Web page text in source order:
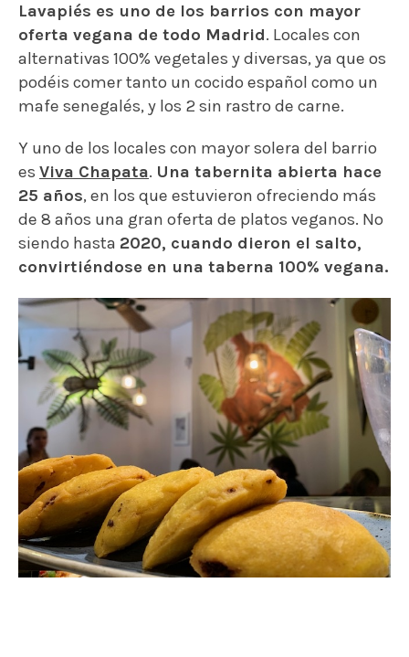
Lavapiés es uno de los barrios con mayor
oferta vegana de todo Madrid. Locales con
alternativas 100% vegetales y diversas, ya que os
podéis comer tanto un cocido español como un
mafe senegalés, y los 2 sin rastro de carne.
Y uno de los locales con mayor solera del barrio
es Viva Chapata. Una tabernita abierta hace
25 años, en los que estuvieron ofreciendo más
de 8 años una gran oferta de platos veganos. No
siendo hasta 2020, cuando dieron el salto,
convirtiéndose en una taberna 100% vegana.